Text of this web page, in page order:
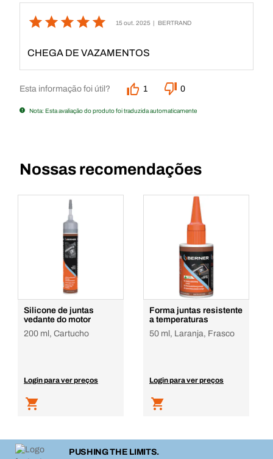
15 out. 2025 | BERTRAND
CHEGA DE VAZAMENTOS
Esta informação foi útil? 1 0
Nota: Esta avaliação do produto foi traduzida automaticamente
Nossas recomendações
Silicone de juntas
vedante do motor
200 ml, Cartucho
Login para ver preços
Forma juntas resistente
a temperaturas
50 ml, Laranja, Frasco
Login para ver preços
PUSHING THE LIMITS.